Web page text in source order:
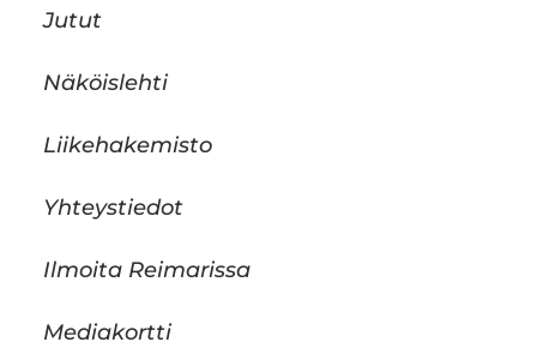
Jutut
Näköislehti
Liikehakemisto
Yhteystiedot
Ilmoita Reimarissa
Mediakortti